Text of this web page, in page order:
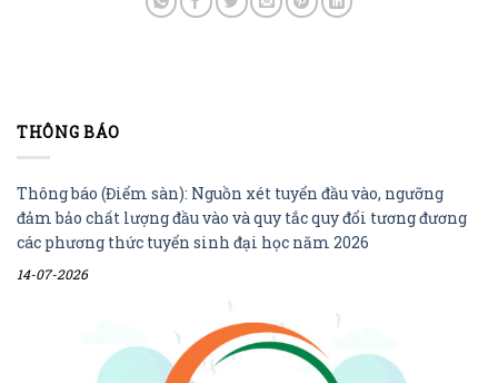
THÔNG BÁO
Thông báo (Điểm sàn): Nguồn xét tuyển đầu vào, ngưỡng
đảm bảo chất lượng đầu vào và quy tắc quy đổi tương đương
các phương thức tuyển sinh đại học năm 2026
14-07-2026